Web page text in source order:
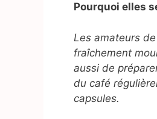
Pourquoi elles
Les amateurs
fraîchement
aussi de
du café
capsules.